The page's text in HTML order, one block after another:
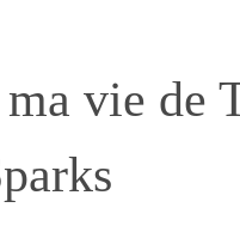
vie de